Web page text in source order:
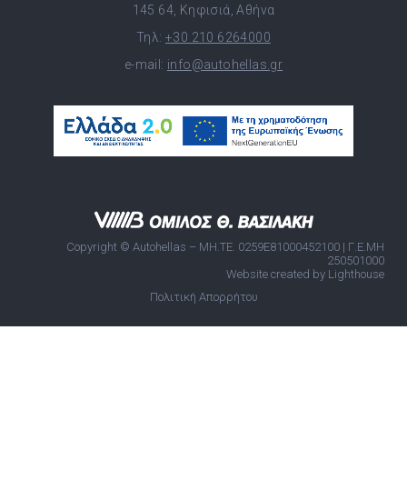
145 64, Κηφισιά, Αθήνα
Τηλ: +30 210 6264000
e-mail: info@autohellas.gr
Copyright © Autohellas – ΜΗ.ΤΕ. 0259E81000452100 | Γ.Ε.ΜΗ
250501000
Website created by Lighthouse
Πολιτική Απορρήτου